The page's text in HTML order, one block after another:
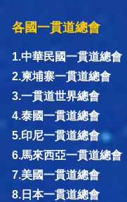
各國一貫道總會
1.中華民國一貫道總會
2.柬埔寨一貫道總會
3.一貫道世界總會
4.泰國一貫道總會
5.印尼一貫道總會
6.馬來西亞一貫道總會
7.美國一貫道總會
8.日本一貫道總會